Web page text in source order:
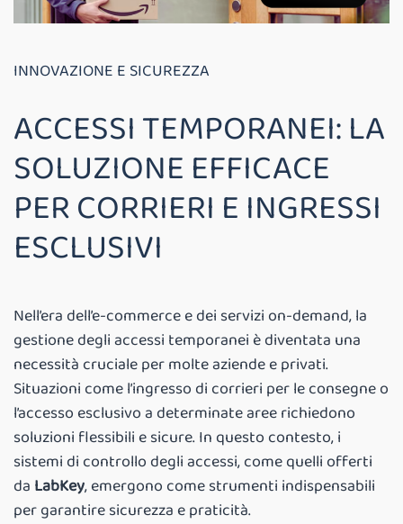
INNOVAZIONE E SICUREZZA
ACCESSI TEMPORANEI: LA
SOLUZIONE EFFICACE
PER CORRIERI E INGRESSI
ESCLUSIVI
Nell’era dell’e-commerce e dei servizi on-demand, la
gestione degli accessi temporanei è diventata una
necessità cruciale per molte aziende e privati.
Situazioni come l’ingresso di corrieri per le consegne o
l’accesso esclusivo a determinate aree richiedono
soluzioni flessibili e sicure. In questo contesto, i
sistemi di controllo degli accessi, come quelli offerti
da LabKey, emergono come strumenti indispensabili
per garantire sicurezza e praticità.